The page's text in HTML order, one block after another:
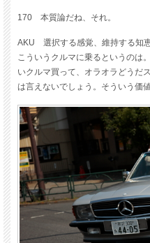
170 本質論だね、それ。
AKU 選択する感覚、維持する知
こういうクルマに乗るというのは
いクルマ買って、オラオラどうだ
は言えないでしょう。そういう価